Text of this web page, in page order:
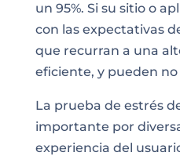
un 95%. Si su sitio o
con las expectativas
que recurran a una
eficiente, y pueden no
La prueba de estrés
importante por
experiencia del